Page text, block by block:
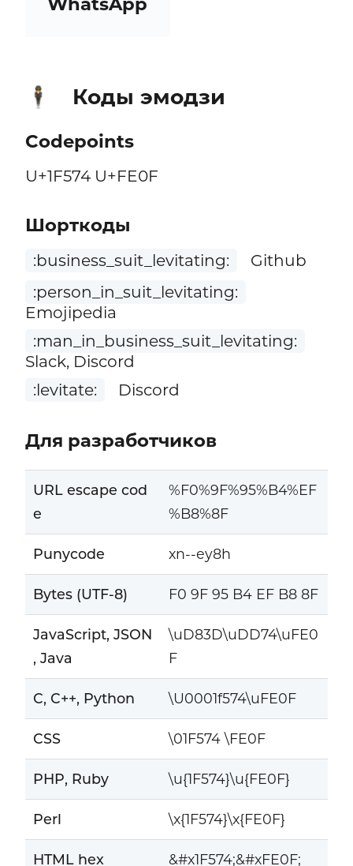
🕴️ Коды эмодзи
Codepoints
U+1F574 U+FE0F
Шорткоды
:business_suit_levitating:
Github
:person_in_suit_levitating:
Emojipedia
:man_in_business_suit_levitating:
Slack, Discord
:levitate:
Discord
Для разработчиков
URL escape cod
e
%F0%9F%95%B4%EF
%B8%8F
Punycode xn--ey8h
Bytes (UTF-8) F0 9F 95 B4 EF B8 8F
JavaScript, JSON
, Java
\uD83D\uDD74\uFE0
F
C, C++, Python \U0001f574\uFE0F
CSS \01F574 \FE0F
PHP, Ruby \u{1F574}\u{FE0F}
Perl \x{1F574}\x{FE0F}
HTML hex &#x1F574;&#xFE0F;